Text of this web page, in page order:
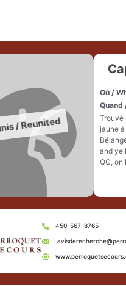
Où /
Quand
Trouvé
jaune
and
QC, on
450-567-8765